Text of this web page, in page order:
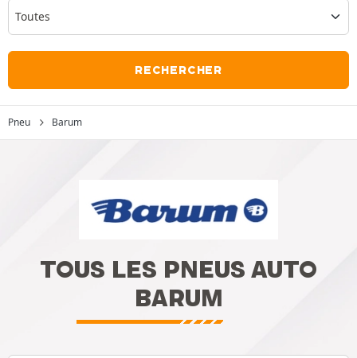
RECHERCHER
Pneu Barum
TOUS LES PNEUS AUTO
BARUM